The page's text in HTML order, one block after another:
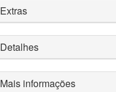
Extras
Detalhes
Mais informações